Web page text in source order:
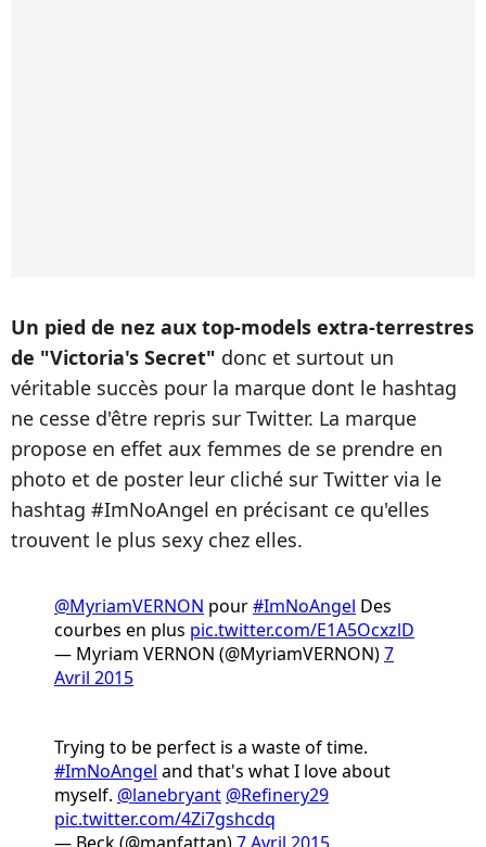
Un pied de nez aux top-models extra-terrestres
de "Victoria's Secret" donc et surtout un
véritable succès pour la marque dont le hashtag
ne cesse d'être repris sur Twitter. La marque
propose en effet aux femmes de se prendre en
photo et de poster leur cliché sur Twitter via le
hashtag #ImNoAngel en précisant ce qu'elles
trouvent le plus sexy chez elles.
@MyriamVERNON pour#ImNoAngel Des
courbes en plus pic.twitter.com/E1A5OcxzlD
— Myriam VERNON (@MyriamVERNON)7
Avril 2015
Trying to be perfect is a waste of time.
#ImNoAngel and that's what I love about
myself. @lanebryant @Refinery29
pic.twitter.com/4Zi7gshcdq